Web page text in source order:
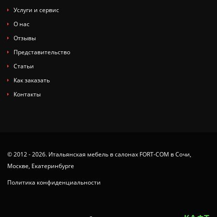
Услуги и сервис
О нас
Отзывы
Представительство
Статьи
Как заказать
Контакты
© 2012 - 2026. Итальянская мебель в салонах FORT-COM в Сочи,
Москве, Екатеринбурге
Политика конфиденциальности